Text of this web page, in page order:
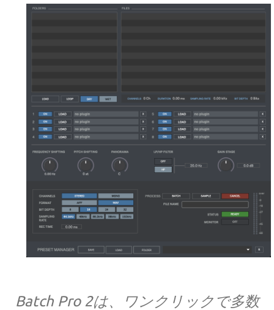
Batch Pro 2は、ワンクリックで多数